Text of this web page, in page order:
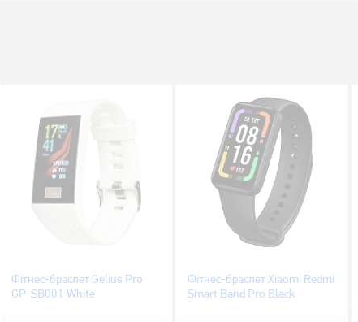
Фітнес-браслет Gelius Pro
GP-SB001 White
Фітнес-браслет Xiaomi Redmi
Smart Band Pro Black